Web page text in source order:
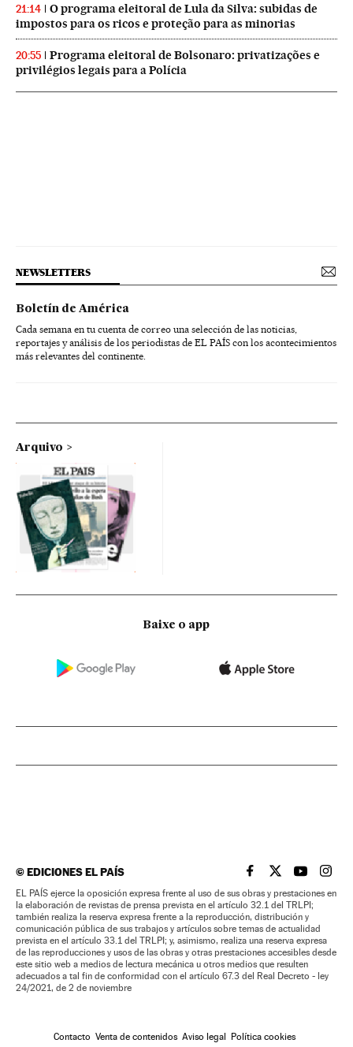
21:14
O programa eleitoral de Lula da Silva: subidas de
impostos para os ricos e proteção para as minorias
20:55
Programa eleitoral de Bolsonaro: privatizações e
privilégios legais para a Polícia
NEWSLETTERS
Boletín de América
Cada semana en tu cuenta de correo una selección de las noticias,
reportajes y análisis de los periodistas de EL PAÍS con los acontecimientos
más relevantes del continente.
Arquivo
Baixe o app
©EDICIONES EL PAÍS EL PAÍS BRASIL EN
EL PAÍSEL PAÍS
EL
EL PAÍS ejerce la oposición expresa frente al uso de sus obras y prestaciones en
la elaboración de revistas de prensa prevista en el artículo 32.1 del TRLPI;
también realiza la reserva expresa frente a la reproducción, distribución y
comunicación pública de sus trabajos y artículos sobre temas de actualidad
prevista en el artículo 33.1 del TRLPI; y, asimismo, realiza una reserva expresa
de las reproducciones y usos de las obras y otras prestaciones accesibles desde
este sitio web a medios de lectura mecánica u otros medios que resulten
adecuados a tal fin de conformidad con el artículo 67.3 del Real Decreto - ley
24/2021, de 2 de noviembre
Contacto Venta de contenidos Aviso legal Política cookies